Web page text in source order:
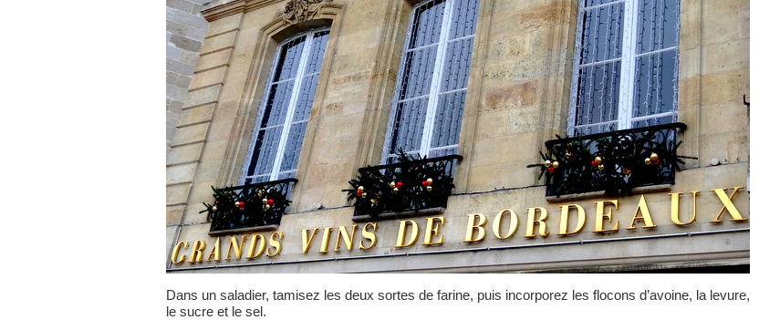
Dans un saladier, tamisez les deux sortes de farine, puis incorporez les flocons d’avoine, la levure,
le sucre et le sel.